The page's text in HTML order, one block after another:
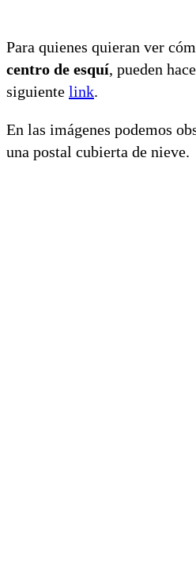
Para quienes quieran ver
centro de esquí, pueden
siguiente link.
En las imágenes podemos
una postal cubierta de nieve.